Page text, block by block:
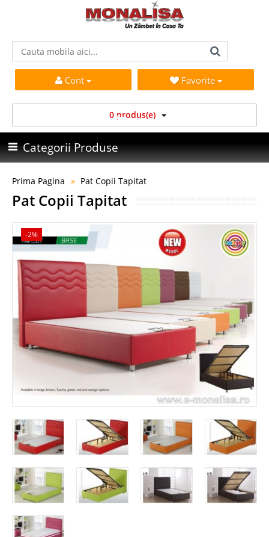
Cont Favorite
0 produs(e)
Categorii Produse
Prima Pagina Pat Copii Tapitat
Pat Copii Tapitat
-2%